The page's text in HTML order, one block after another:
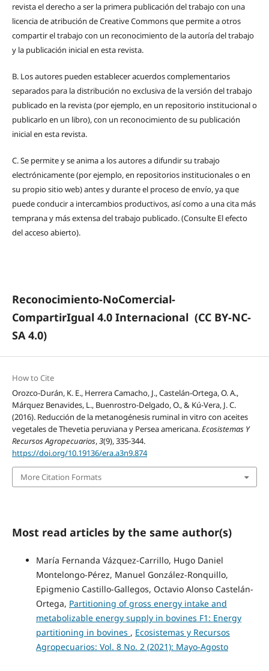
revista el derecho a ser la primera publicación del trabajo con una
licencia de atribución de Creative Commons que permite a otros
compartir el trabajo con un reconocimiento de la autoría del trabajo
y la publicación inicial en esta revista.
B. Los autores pueden establecer acuerdos complementarios
separados para la distribución no exclusiva de la versión del trabajo
publicado en la revista (por ejemplo, en un repositorio institucional o
publicarlo en un libro), con un reconocimiento de su publicación
inicial en esta revista.
C.Se permite y se anima a los autores a difundir su trabajo
electrónicamente (por ejemplo, en repositorios institucionales o en
su propio sitio web) antes y durante el proceso de envío, ya que
puede conducir a intercambios productivos, así como a una cita más
temprana y más extensa del trabajo publicado. (Consulte El efecto
del acceso abierto).
Reconocimiento-NoComercial-
CompartirIgual 4.0 Internacional (CC BY-NC-
SA 4.0)
How to Cite
Orozco-Durán, K. E., Herrera Camacho, J., Castelán-Ortega, O. A.,
Márquez Benavides, L., Buenrostro-Delgado, O., & Kú-Vera, J. C.
(2016). Reducción de la metanogénesis ruminal in vitro con aceites
vegetales de Thevetia peruviana y Persea americana.Ecosistemas Y
Recursos Agropecuarios,3(9), 335-344.
https://doi.org/10.19136/era.a3n9.874
More Citation Formats
Most read articles by the same author(s)
María Fernanda Vázquez-Carrillo, Hugo Daniel
Montelongo-Pérez, Manuel González-Ronquillo,
Epigmenio Castillo-Gallegos, Octavio Alonso Castelán-
Ortega, Partitioning of gross energy intake and
metabolizable energy supply in bovines F1: Energy
partitioning in bovines , Ecosistemas y Recursos
Agropecuarios: Vol. 8 No. 2 (2021): Mayo-Agosto